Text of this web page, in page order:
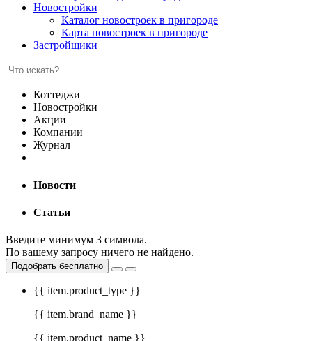
Новостройки
Каталог новостроек в пригороде
Карта новостроек в пригороде
Застройщики
Коттеджи
Новостройки
Акции
Компании
Журнал
Новости
Статьи
Введите минимум 3 символа.
По вашему запросу ничего не найдено.
Подобрать бесплатно
{{ item.product_type }}
{{ item.brand_name }}
{{ item.product_name }}